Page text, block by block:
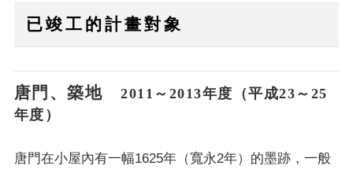
已竣工的計畫對象
唐門、築地2011～2013年度（平成23～25
年度）
唐門在小屋內有一幅1625年（寬永2年）的墨跡，一般